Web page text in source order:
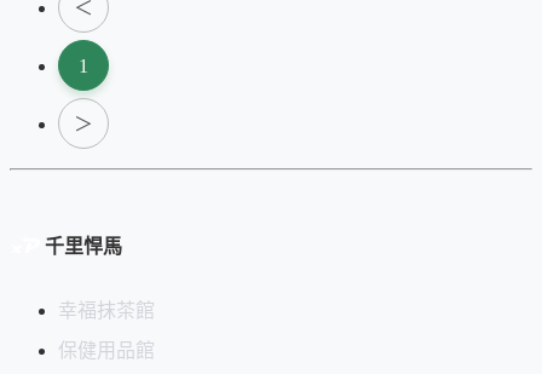
＜
1
＞
千里悍馬
幸福抹茶館
保健用品館